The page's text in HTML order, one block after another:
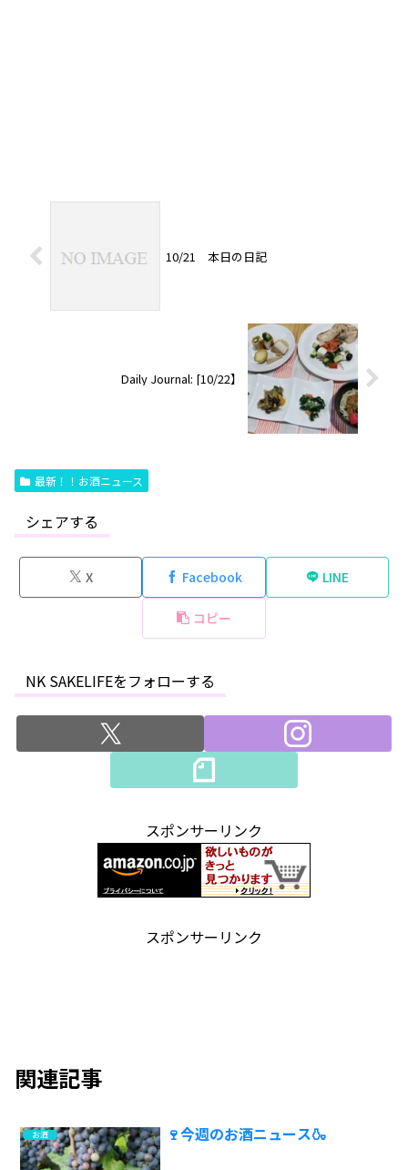
10/21 本日の日記
Daily Journal: [10/22】
最新！！お酒ニュース
シェアする
X Facebook LINE
コピー
NK SAKELIFEをフォローする
スポンサーリンク
スポンサーリンク
関連記事
お酒 🍷今週のお酒ニュース🍶